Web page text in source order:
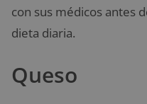
con sus médicos antes
dieta diaria.
Queso